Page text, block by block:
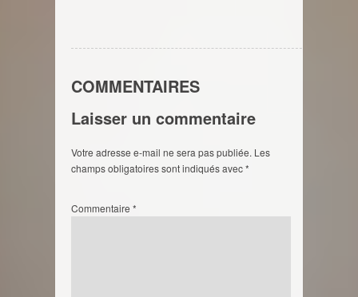
COMMENTAIRES
Laisser un commentaire
Votre adresse e-mail ne sera pas publiée. Les
champs obligatoires sont indiqués avec*
Commentaire *